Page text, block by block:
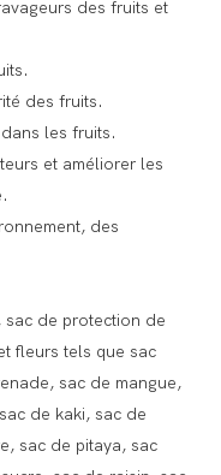
des fruits et
des fruits.
les fruits.
et améliorer les
des
sac de protection de
fleurs tels que sac
sac de mangue,
de kaki, sac de
sac de pitaya, sac